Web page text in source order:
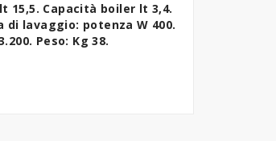
15,5. Capacità boiler lt 3,4.
di lavaggio: potenza W 400.
Peso: Kg 38.